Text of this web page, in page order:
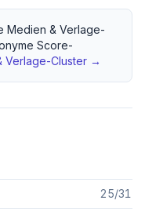
Medien & Verlage-
Score-
Verlage-Cluster →
25/31